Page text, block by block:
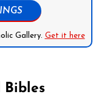
Gallery. Get it here
Bibles